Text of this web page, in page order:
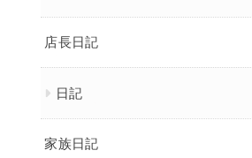
店長日記
日記
家族日記